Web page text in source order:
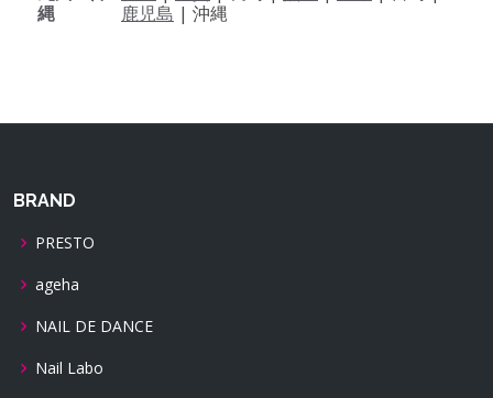
縄
鹿児島 | 沖縄
BRAND
PRESTO
ageha
NAIL DE DANCE
Nail Labo